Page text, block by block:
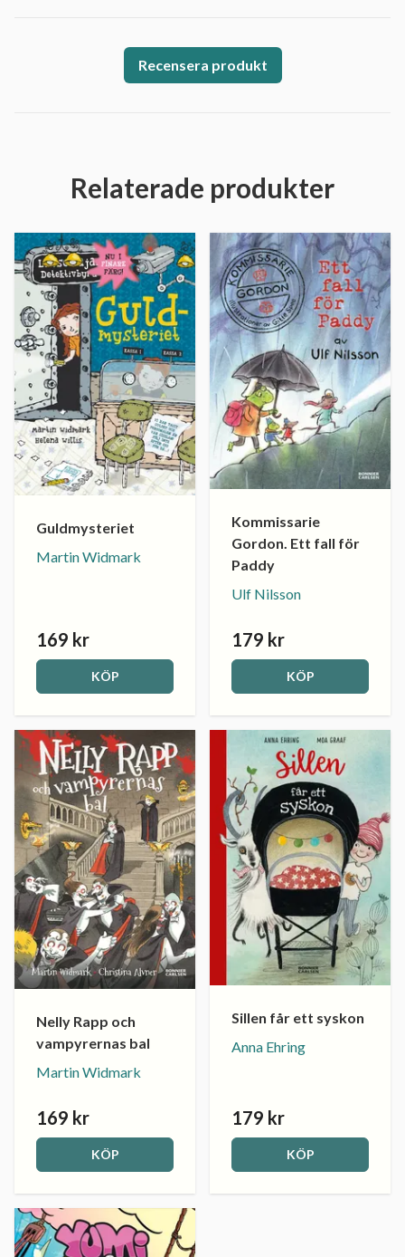
Recensera produkt
Relaterade produkter
Guldmysteriet
Martin Widmark
169 kr
KÖP
Kommissarie
Gordon. Ett fall för
Paddy
Ulf Nilsson
179 kr
KÖP
Nelly Rapp och
vampyrernas bal
Martin Widmark
169 kr
KÖP
Sillen får ett syskon
Anna Ehring
179 kr
KÖP